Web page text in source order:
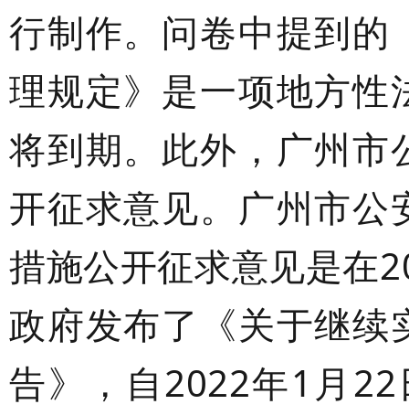
行制作。问卷中提到的
理规定》是一项地方性
将到期。此外，广州市
开征求意见。广州市
措施公开征求意见是在
政府发布了《关于继续
告》，自2022年1月